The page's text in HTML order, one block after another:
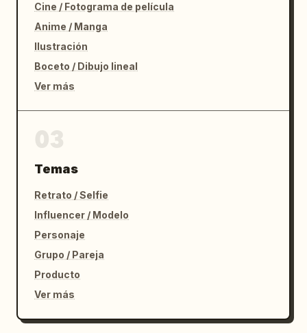
Cine / Fotograma de película
Anime / Manga
Ilustración
Boceto / Dibujo lineal
Ver más
Temas
Retrato / Selfie
Influencer / Modelo
Personaje
Grupo / Pareja
Producto
Ver más